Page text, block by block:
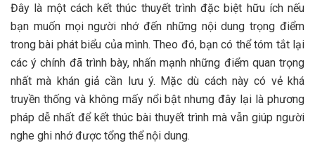
Đây là một cách kết thúc thuyết trình đặc biệt hữu ích nếu
bạn muốn mọi người nhớ đến những nội dung trọng điểm
trong bài phát biểu của mình. Theo đó, bạn có thể tóm tắt lại
các ý chính đã trình bày, nhấn mạnh những điểm quan trọng
nhất mà khán giả cần lưu ý. Mặc dù cách này có vẻ khá
truyền thống và không mấy nổi bật nhưng đây lại là phương
pháp dễ nhất để kết thúc bài thuyết trình mà vẫn giúp người
nghe ghi nhớ được tổng thể nội dung.